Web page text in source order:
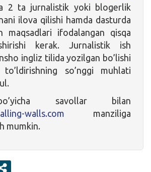
2 ta jurnalistik yoki blogerlik
ilova qilishi hamda dasturda
maqsadlari ifodalangan qisqa
kerak. Jurnalistik ish
ingliz tilida yozilgan bo’lishi
so’nggi muhlati
savollar bilan
walls.com manziliga
mumkin.